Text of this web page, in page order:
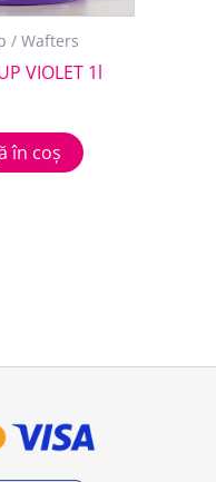
/ Wafters
VIOLET 1l
în coș